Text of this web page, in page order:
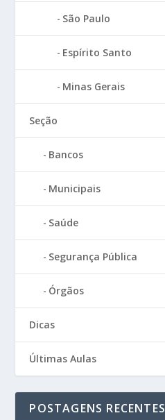
São Paulo
Espírito Santo
Minas Gerais
Seção
Bancos
Municipais
Saúde
Segurança Pública
Órgãos
Dicas
Últimas Aulas
POSTAGENS RECENTES